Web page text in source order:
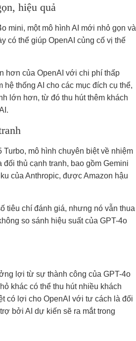
hiệu quả
mini, một mô hình AI mới nhỏ gọn và
có thể giúp OpenAI củng cố vị thế
hơn của OpenAI với chi phí thấp
thống AI cho các mục đích cụ thể,
lớn hơn, từ đó thu hút thêm khách
mô hình chuyên biệt về nhiệm
thủ cạnh tranh, bao gồm Gemini
của Anthropic, được Amazon hậu
tiêu chí đánh giá, nhưng nó vẫn thua
so sánh hiệu suất của GPT-4o
lợi từ sự thành công của GPT-4o
khác có thể thu hút nhiều khách
có lợi cho OpenAI với tư cách là đối
bởi AI dự kiến ​​sẽ ra mắt trong